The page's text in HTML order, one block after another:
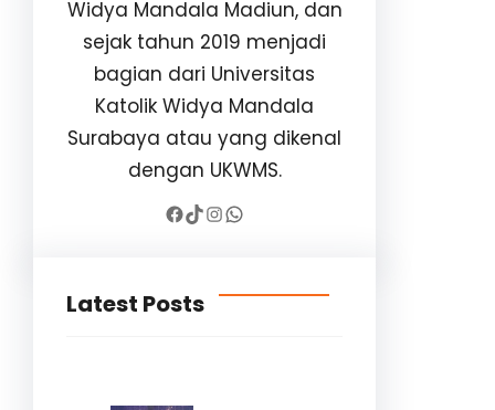
Widya Mandala Madiun, dan
sejak tahun 2019 menjadi
bagian dari Universitas
Katolik Widya Mandala
Surabaya atau yang dikenal
dengan UKWMS.
Facebook TikTok InstagramWhatsApp
Latest Posts